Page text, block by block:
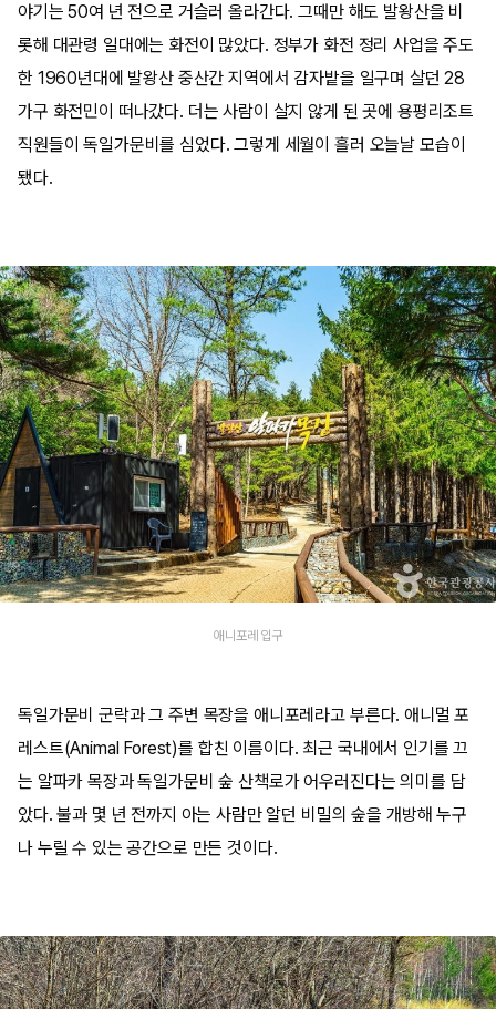
야기는 50여 년 전으로 거슬러 올라간다. 그때만 해도 발왕산을 비
롯해 대관령 일대에는 화전이 많았다. 정부가 화전 정리 사업을 주도
한 1960년대에 발왕산 중산간 지역에서 감자밭을 일구며 살던 28
가구 화전민이 떠나갔다. 더는 사람이 살지 않게 된 곳에 용평리조트
직원들이 독일가문비를 심었다. 그렇게 세월이 흘러 오늘날 모습이
됐다.
애니포레 입구
독일가문비 군락과 그 주변 목장을 애니포레라고 부른다. 애니멀 포
레스트(Animal Forest)를 합친 이름이다. 최근 국내에서 인기를 끄
는 알파카 목장과 독일가문비 숲 산책로가 어우러진다는 의미를 담
았다. 불과 몇 년 전까지 아는 사람만 알던 비밀의 숲을 개방해 누구
나 누릴 수 있는 공간으로 만든 것이다.